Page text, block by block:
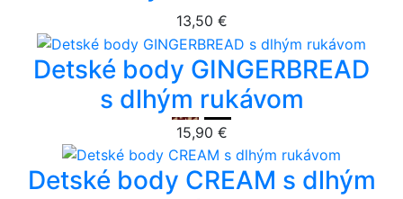
13,50 €
Detské body GINGERBREAD
s dlhým rukávom
15,90 €
Detské body CREAM s dlhým